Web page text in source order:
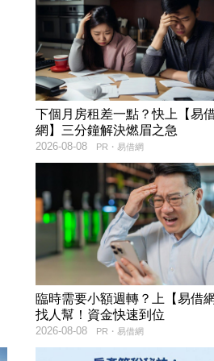
下個月房租差一點？快上【易
網】三分鐘解決燃眉之急
PR・易借網
2026-08-08
臨時需要小額週轉？上【易借
找人幫！資金快速到位
PR・易借網
2026-08-08